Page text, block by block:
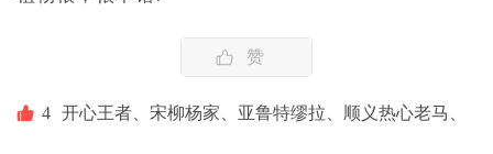
赞
4 开心王者、 宋柳杨家、 亚鲁特缪拉、 顺义热心老马、